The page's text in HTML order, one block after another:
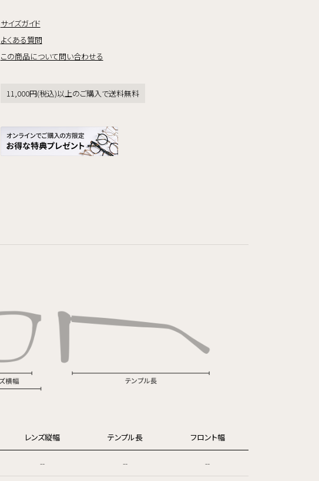
サイズガイド
よくある質問
この商品について問い合わせる
11,000円(税込)以上のご購入で送料無料
レンズ縦幅 テンプル長 フロント幅
-- -- --